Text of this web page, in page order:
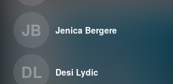
JB Jenica Bergere
DL Desi Lydic